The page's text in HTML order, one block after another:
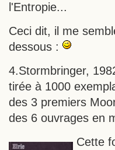
l'Entropie...
Ceci dit, il me
dessous :
4.Stormbringer,
tirée à 1000
des 3 premiers
des 6 ouvrages en
Cette